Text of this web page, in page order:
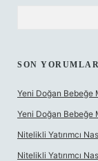
SON YORUMLAR
Yeni Doğan Bebeğe
Yeni Doğan Bebeğe
Nitelikli Yatırımcı
Nitelikli Yatırımcı